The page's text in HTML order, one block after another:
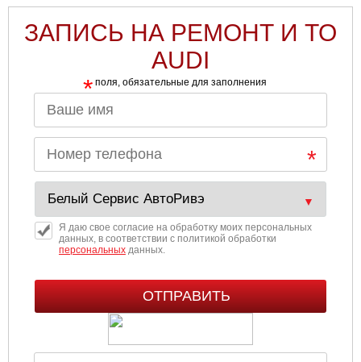
ЗАПИСЬ НА РЕМОНТ И ТО
AUDI
* поля, обязательные для заполнения
Я даю свое согласие на обработку моих персональных
данных, в соответствии с политикой обработки
персональныхданных.